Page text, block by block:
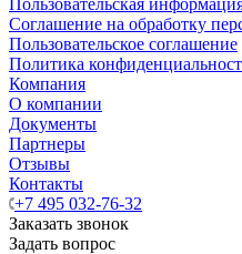
Пользовательская
Соглашение на обработку
Пользовательское соглашение
Политика
Компания
О компании
Документы
Партнеры
Отзывы
Контакты
+7 495 032-76-32
Заказать звонок
Задать вопрос